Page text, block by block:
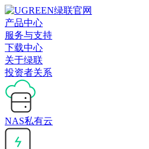
产品中心
服务与支持
下载中心
关于绿联
投资者关系
NAS私有云